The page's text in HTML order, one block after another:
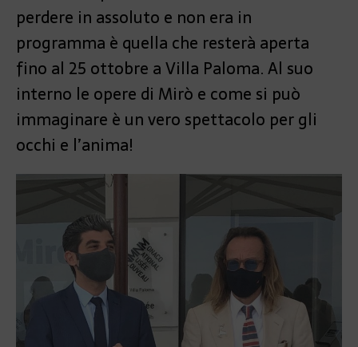
perdere in assoluto e non era in
programma è quella che resterà aperta
fino al 25 ottobre a Villa Paloma. Al suo
interno le opere di Mirò e come si può
immaginare è un vero spettacolo per gli
occhi e l’anima!